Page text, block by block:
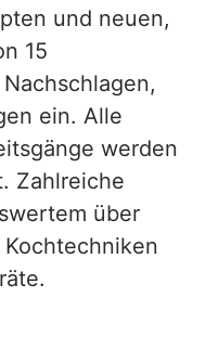
und neuen,
15
ein. Alle
werden
Zahlreiche
über